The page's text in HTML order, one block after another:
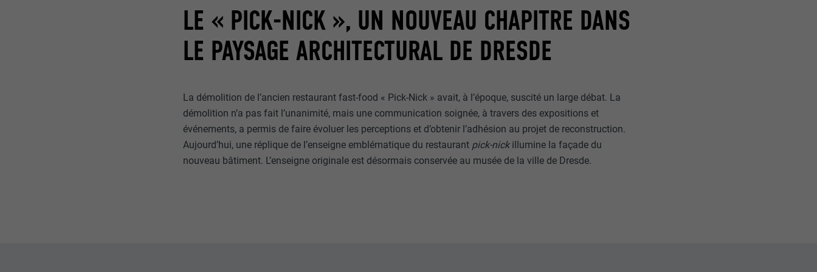
LE « PICK-NICK », UN NOUVEAU CHAPITRE DANS
LE PAYSAGE ARCHITECTURAL DE DRESDE
La démolition de l’ancien restaurant fast-food « Pick-Nick » avait, à l’époque, suscité un large débat. La
démolition n’a pas fait l’unanimité, mais une communication soignée, à travers des expositions et
événements, a permis de faire évoluer les perceptions et d’obtenir l’adhésion au projet de reconstruction.
Aujourd’hui, une réplique de l’enseigne emblématique du restaurant pick-nickillumine la façade du
nouveau bâtiment. L’enseigne originale est désormais conservée au musée de la ville de Dresde.
NOM _gid
FOURNISSEUR Google Universal Analytics
UTILITÉ
Enregistre un identifiant unique utilisé pour générer des données
statistiques sur la manière dont l'utilisateur utilise le site Internet.
NOM _gaexp
ou non.
NOM lang
UTILITÉ Enregistre la langue choisie par l'utilisateur pour un site Internet.